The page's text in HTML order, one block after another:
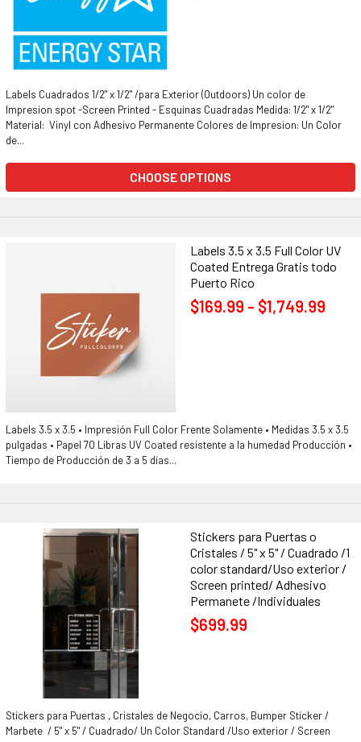
Labels Cuadrados 1/2" x 1/2" /para Exterior (Outdoors) Un color de
Impresion spot -Screen Printed - Esquinas Cuadradas Medida: 1/2" x 1/2"
Material: Vinyl con Adhesivo Permanente Colores de Impresion: Un Color
de...
CHOOSE OPTIONS
Labels 3.5 x 3.5 Full Color UV
Coated Entrega Gratis todo
Puerto Rico
$169.99 - $1,749.99
Labels 3.5 x 3.5 • Impresión Full Color Frente Solamente • Medidas 3.5 x 3.5
pulgadas • Papel 70 Libras UV Coated resistente a la humedad Producción •
Tiempo de Producción de 3 a 5 días...
Stickers para Puertas o
Cristales / 5" x 5" / Cuadrado /1
color standard/Uso exterior /
Screen printed/ Adhesivo
Permanete /Individuales
$699.99
Stickers para Puertas , Cristales de Negocio, Carros, Bumper Sticker /
Marbete / 5" x 5" / Cuadrado/ Un Color Standard /Uso exterior / Screen